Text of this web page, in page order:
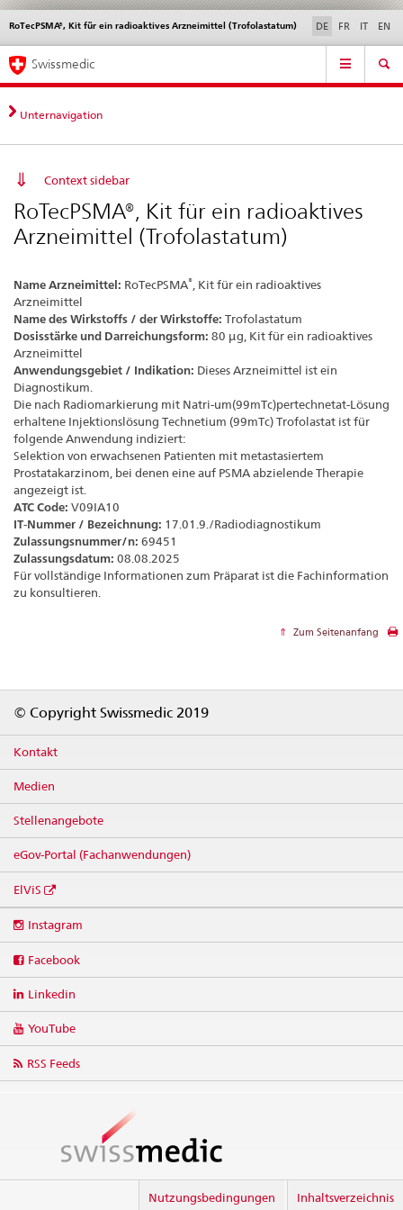
Direktnavigation
News,
Rechtsgrundlagen,
Kontakt
News & Updates Kontakt | Support & Hilfe
RoTecPSMA®, Kit für ein radioaktives Arzneimittel (Trofolastatum)
Sprachwahl DE FR IT EN
Service
Hauptnavigation
Swissmedic
Unternavigation
Context sidebar
RoTecPSMA®, Kit für ein radioaktives
Arzneimittel (Trofolastatum)
Name Arzneimittel: RoTecPSMA® , Kit für ein radioaktives
Arzneimittel
Name des Wirkstoffs / der Wirkstoffe: Trofolastatum
Dosisstärke und Darreichungsform: 80 µg, Kit für ein radioaktives
Arzneimittel
Anwendungsgebiet / Indikation: Dieses Arzneimittel ist ein
Diagnostikum.
Die nach Radiomarkierung mit Natri-um(99mTc)pertechnetat-Lösung
erhaltene Injektionslösung Technetium (99mTc) Trofolastat ist für
folgende Anwendung indiziert:
Selektion von erwachsenen Patienten mit metastasiertem
Prostatakarzinom, bei denen eine auf PSMA abzielende Therapie
angezeigt ist.
ATC Code: V09IA10
IT-Nummer / Bezeichnung: 17.01.9./Radiodiagnostikum
Zulassungsnummer/n: 69451
Zulassungsdatum: 08.08.2025
Für vollständige Informationen zum Präparat ist die Fachinformation
zu konsultieren.
Zum Seitenanfang
© Copyright Swissmedic 2019
Kontakt
Medien
Stellenangebote
eGov-Portal (Fachanwendungen)
ElViS
media
Instagram
Facebook
Linkedin
YouTube
RSS Feeds
Nutzungsbedingungen Inhaltsverzeichnis